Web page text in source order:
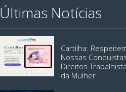
Últimas Notícias
Cartilha:
Nossas
Direitos
da Mulher